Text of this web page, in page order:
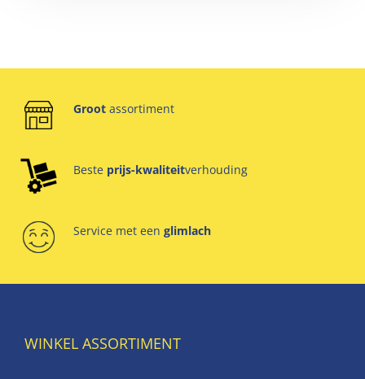
Groot assortiment
Beste prijs-kwaliteitverhouding
Service met een glimlach
WINKEL ASSORTIMENT